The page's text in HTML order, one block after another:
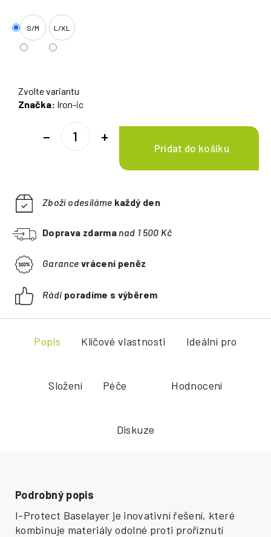
S/M L/XL
Zvolte variantu
Značka: Iron-ic
+
−
Zboží odesíláme každý den
Doprava zdarma nad 1 500 Kč
Garance vrácení peněz
Rádi poradíme s výběrem
Popis Klíčové vlastnosti Ideální pro
Složení Péče Hodnocení
Diskuze
Podrobný popis
I-Protect Baselayer je inovativní řešení, které
kombinuje materiály odolné proti proříznutí